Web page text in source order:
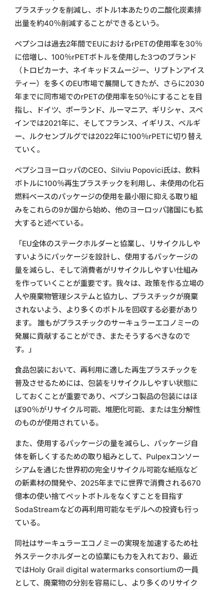
プラスチックを削減し、ボトル1本あたりの二酸化炭素排
出量を約40％削減することができるという。
ペプシコは過去2年間でEUにおけるrPETの使用率を30％
に倍増し、100％rPETボトルを使用した3つのブランド
（トロピカーナ、ネイキッドスムージー、リプトンアイス
ティー）を多くのEU市場で展開してきたが、さらに2030
年までに同市場でのrPETの使用率を50％にすることを目
指し、ドイツ、ポーランド、ルーマニア、ギリシャ、スペ
インでは2021年に、そしてフランス、イギリス、ベルギ
ー、ルクセンブルグでは2022年に100％rPETに切り替え
ていく。
ペプシコヨーロッパのCEO、Silviu Popovici氏は、飲料
ボトルに100％再生プラスチックを利用し、未使用の化石
燃料ベースのパッケージの使用を最小限に抑える取り組
みをこれらの9か国から始め、他のヨーロッパ諸国にも拡
大すると述べている。
「EU全体のステークホルダーと協業し、リサイクルしや
すいようにパッケージを設計し、使用するパッケージの
量を減らし、そして消費者がリサイクルしやすい仕組み
を作っていくことが重要です。我々は、政策を作る立場の
人や廃棄物管理システムと協力し、プラスチックが廃棄
されないよう、より多くのボトルを回収する必要があり
ます。 誰もがプラスチックのサーキュラーエコノミーの
発展に貢献することができ、またそうするべきなので
す。」
食品包装において、再利用に適した再生プラスチックを
普及させるためには、包装をリサイクルしやすい状態に
しておくことが重要であり、ペプシコ製品の包装にはほ
ぼ90％がリサイクル可能、堆肥化可能、または生分解性
のものが使用されている。
また、使用するパッケージの量を減らし、パッケージ自
体を新しくするための取り組みとして、Pulpexコンソー
シアムを通じた世界初の完全リサイクル可能な紙瓶など
の新素材の開発や、2025年までに世界で消費される670
億本の使い捨てペットボトルをなくすことを目指す
SodaStreamなどの再利用可能なモデルへの投資も行っ
ている。
同社はサーキュラーエコノミーの実現を加速するため社
外ステークホルダーとの協業にも力を入れており、最近
ではHoly Grail digital watermarks consortiumの一員
として、廃棄物の分別を容易にし、より多くのリサイク